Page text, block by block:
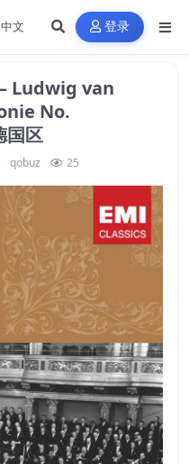
登录
Ludwig van
No.
国区
qobuz 25